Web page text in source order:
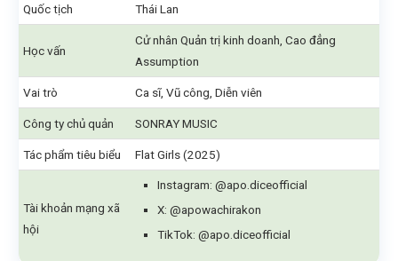
Quốc tịch Thái Lan
Học vấn
Cử nhân Quản trị kinh doanh, Cao đẳng
Assumption
Vai trò Ca sĩ, Vũ công, Diễn viên
Công ty chủ quản SONRAY MUSIC
Tác phẩm tiêu biểu Flat Girls (2025)
Tài khoản mạng xã
hội
Instagram: @apo.diceofficial
X: @apowachirakon
TikTok: @apo.diceofficial